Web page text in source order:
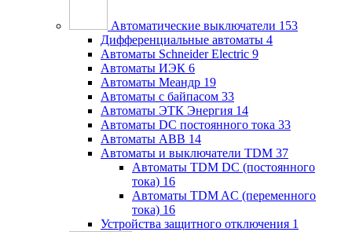
Автоматические выключатели 153
Дифференциальные автоматы 4
Автоматы Schneider Electric 9
Автоматы ИЭК 6
Автоматы Меандр 19
Автоматы с байпасом 33
Автоматы ЭТК Энергия 14
Автоматы DC постоянного тока 33
Автоматы ABB 14
Автоматы и выключатели TDM 37
Автоматы TDM DC (постоянного
тока) 16
Автоматы TDM AC (переменного
тока) 16
Устройства защитного отключения 1